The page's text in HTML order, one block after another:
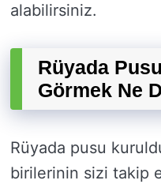
alabilirsiniz.
Rüyada
Görmek Ne
Rüyada pusu
birilerinin sizi takip